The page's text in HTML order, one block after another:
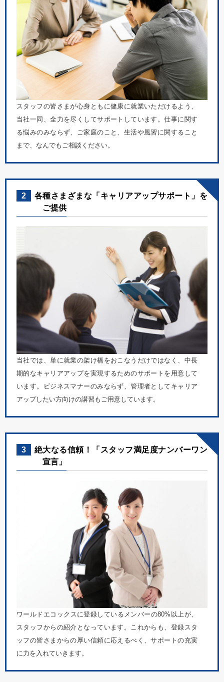
スタッフの皆さまが心身ともに健康に就業いただけるよう、
当社一同、全力を尽くしてサポートしています。仕事に関す
る悩みのみならず、ご家庭のこと、生活や風習に関すること
まで、なんでもご相談ください。
2
各種さまざまな「キャリアアップサポート」を
ご提供
当社では、単に就業の架け橋をおこなうだけではなく、中長
期的なキャリアアップを実現するためのサポートを用意して
います。ビジネスマナーのみならず、管理者としてキャリア
アップしたい方向けの講習もご用意しています。
3
絶大なる信頼！「スタッフ満足度ナンバーワン
宣言」
ワールドエコックスに登録しているメンバーの80%以上が、
スタッフからの紹介となっています。これからも、登録スタ
ッフの皆さまからの厚い信頼に応えるべく、サポートの充実
に力を入れていきます。